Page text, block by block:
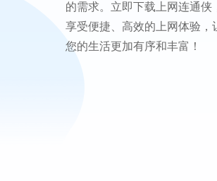
的需求。立即下载上网连通侠
享受便捷、高效的上网体验，
您的生活更加有序和丰富！